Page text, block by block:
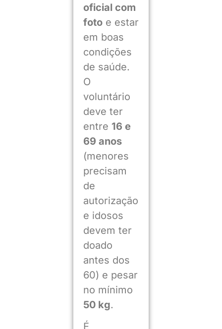
oficial com
fotoe estar
em boas
condições
de saúde.
O
voluntário
deve ter
entre 16 e
69 anos
(menores
precisam
de
autorização
e idosos
devem ter
doado
antes dos
60) e pesar
no mínimo
50 kg.